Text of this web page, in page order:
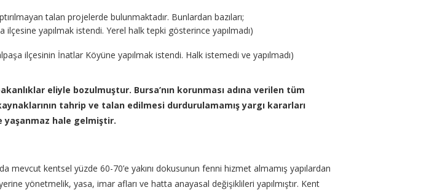
talan projelerde bulunmaktadır. Bunlardan bazıları;
yapılmak istendi. Yerel halk tepki gösterince yapılmadı)
ilçesinin İnatlar Köyüne yapılmak istendi. Halk istemedi ve yapılmadı)
eliyle bozulmuştur. Bursa’nın korunması adına verilen tüm
tahrip ve talan edilmesi durdurulamamış yargı kararları
yaşanmaz hale gelmiştir.
kentsel yüzde 60-70’e yakını dokusunun fenni hizmet almamış yapılardan
yönetmelik, yasa, imar afları ve hatta anayasal değişiklileri yapılmıştır. Kent